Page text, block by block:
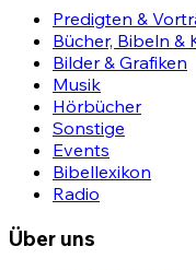
Predigten &
Bücher, Bibeln &
Bilder & Grafiken
Musik
Hörbücher
Sonstige
Events
Bibellexikon
Radio
Über uns